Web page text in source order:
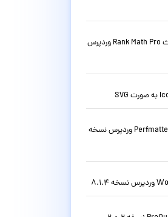
دانلود افزونه سئو حرفه ای رنک مث Rank Math Pro وردپرس
افزونه افزایش سرعت وبسایت Perfmatters وردپرس نسخه